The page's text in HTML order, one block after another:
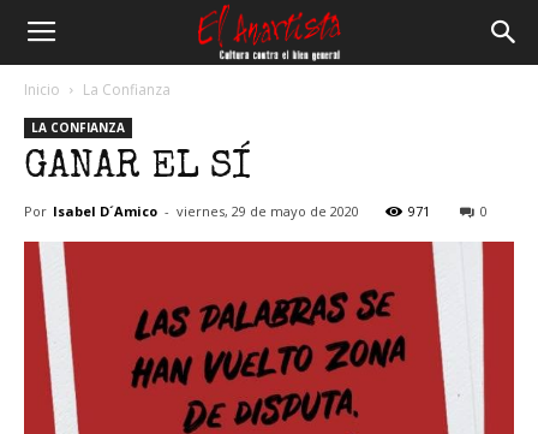
Anartista
Inicio La Confianza
LA CONFIANZA
GANAR EL SÍ
Por Isabel D´Amico - viernes, 29 de mayo de 2020 971 0